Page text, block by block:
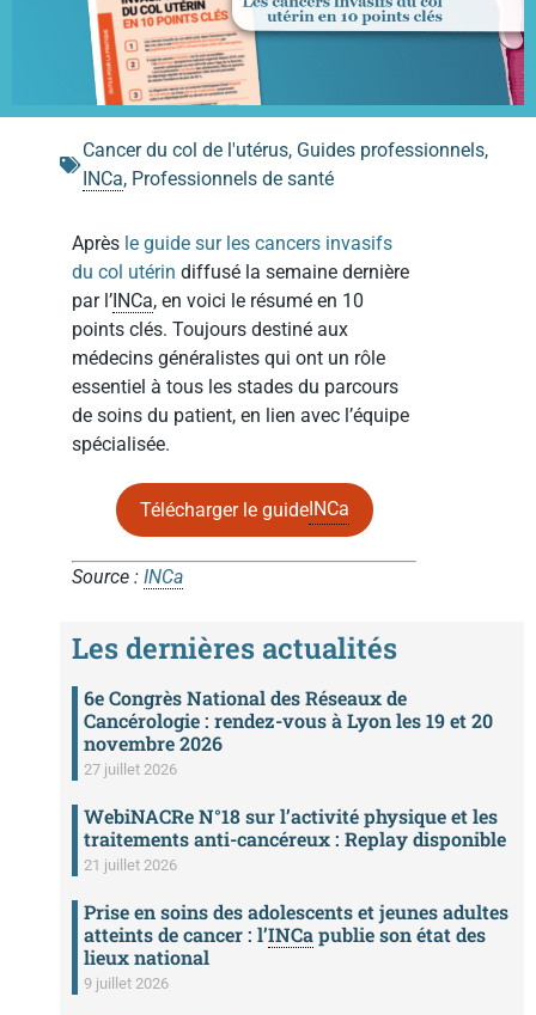
Cancer du col de l'utérus, Guides professionnels,
INCa, Professionnels de santé
Après le guide sur les cancers invasifs
du col utérin diffusé la semaine dernière
par l’ INCa, en voici le résumé en 10
points clés. Toujours destiné aux
médecins généralistes qui ont un rôle
essentiel à tous les stades du parcours
de soins du patient, en lien avec l’équipe
spécialisée.
Télécharger le guideINCa
Source : INCa
Les dernières actualités
6e Congrès National des Réseaux de
Cancérologie : rendez-vous à Lyon les 19 et 20
novembre 2026
27 juillet 2026
WebiNACRe N°18 sur l’activité physique et les
traitements anti-cancéreux : Replay disponible
21 juillet 2026
Prise en soins des adolescents et jeunes adultes
atteints de cancer : l’INCapublie son état des
lieux national
9 juillet 2026